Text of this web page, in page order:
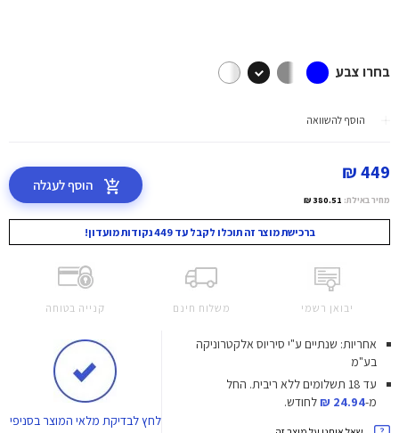
בחרו צבע
הוסף להשוואה
449 ₪
מחיר באילת: 380.51 ₪
הוסף לעגלה
ברכישת מוצר זה תוכלו לקבל עד 449 נקודות מועדון!
יבואן רשמי משלוח חינם קנייה בטוחה
אחריות: שנתיים ע"י סיריוס אלקטרוניקה
בע"מ
עד 18 תשלומים ללא ריבית.
החל
מ-24.94 ₪ לחודש.
לחץלבדיקת מלאי המוצר בסניפי